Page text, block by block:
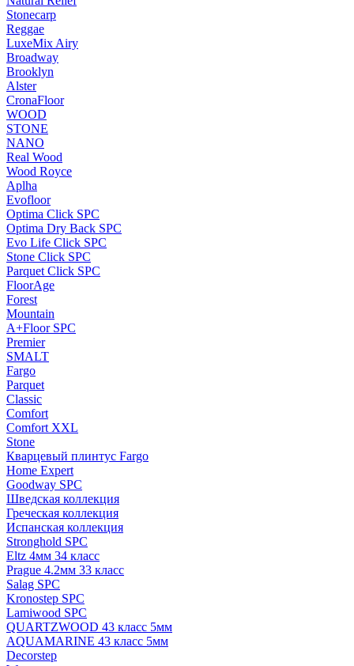
Stonecarp
Reggae
LuxeMix Airy
Broadway
Brooklyn
Alster
CronaFloor
WOOD
STONE
NANO
Real Wood
Wood Royce
Aplha
Evofloor
Optima Click SPC
Optima Dry Back SPC
Evo Life Click SPC
Stone Click SPC
Parquet Click SPC
FloorAge
Forest
Mountain
A+Floor SPC
Premier
SMALT
Fargo
Parquet
Classic
Comfort
Comfort XXL
Stone
Кварцевый плинтус Fargo
Home Expert
Goodway SPC
Шведская коллекция
Греческая коллекция
Испанская коллекция
Stronghold SPC
Eltz 4мм 34 класс
Prague 4.2мм 33 класс
Salag SPC
Kronostep SPC
Lamiwood SPC
QUARTZWOOD 43 класс 5мм
AQUAMARINE 43 класс 5мм
Decorstep